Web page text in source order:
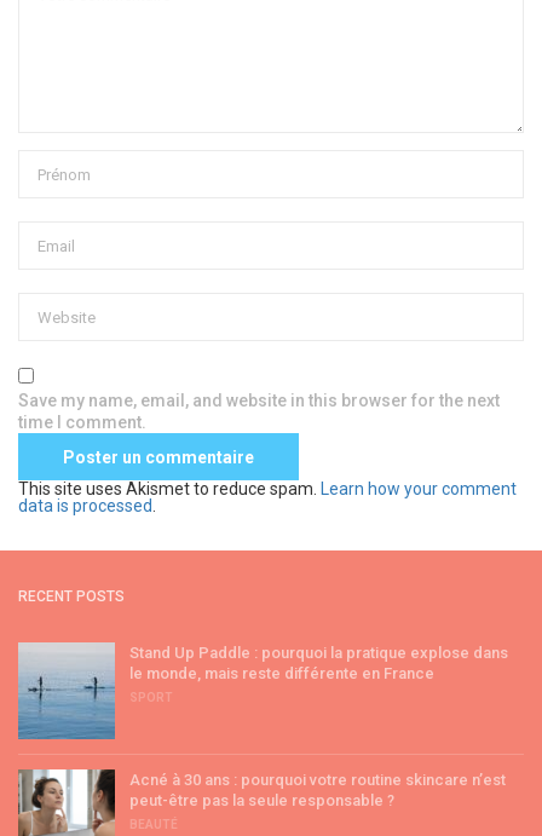
Save my name, email, and website in this browser for the next
time I comment.
This site uses Akismet to reduce spam. Learn how your comment
data is processed.
RECENT POSTS
Stand Up Paddle : pourquoi la pratique explose dans
le monde, mais reste différente en France
SPORT
Acné à 30 ans : pourquoi votre routine skincare n’est
peut-être pas la seule responsable ?
BEAUTÉ